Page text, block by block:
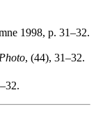
1998, p. 31–32.
, (44), 31–32.